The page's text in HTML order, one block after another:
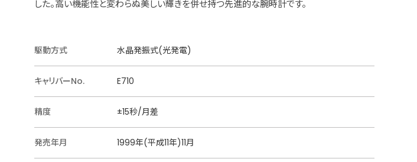
した。高い機能性と変わらぬ美しい輝きを併せ持つ先進的な腕時計です。
駆動方式 水晶発振式(光発電)
キャリバーNo. E710
精度 ±15秒/月差
発売年月 1999年(平成11年)11月